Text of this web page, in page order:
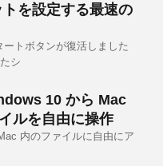
を設定する最速の
トボタンが復活しました
シ
10 から Mac
ルを自由に操作
内のファイルに自由にア